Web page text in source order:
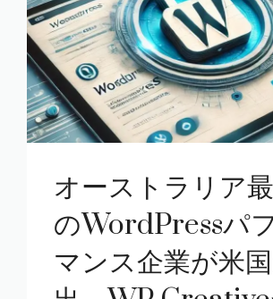
オーストラリア
のWordPressパ
マンス企業が米